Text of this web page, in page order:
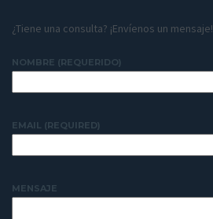
¿Tiene una consulta? ¡Envíenos un mensaje!
NOMBRE (REQUERIDO)
EMAIL (REQUIRED)
MENSAJE